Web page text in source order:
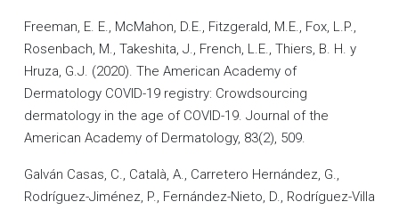
Freeman, E. E., McMahon, D.E., Fitzgerald, M.E., Fox, L.P.,
Rosenbach, M., Takeshita, J., French, L.E., Thiers, B. H. y
Hruza, G.J. (2020). The American Academy of
Dermatology COVID-19 registry: Crowdsourcing
dermatology in the age of COVID-19. Journal of the
American Academy of Dermatology, 83(2), 509.
Galván Casas, C., Català, A., Carretero Hernández, G.,
Rodríguez-Jiménez, P., Fernández-Nieto, D., Rodríguez-Villa